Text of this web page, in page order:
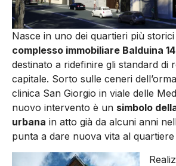
Nasce in uno dei quartieri più storici
complesso immobiliare Balduina
destinato a ridefinire gli standard di
capitale. Sorto sulle ceneri
clinica San Giorgio in viale delle
nuovo intervento è un simbolo
urbana in atto già da alcuni anni
punta a dare nuova vita al quartiere